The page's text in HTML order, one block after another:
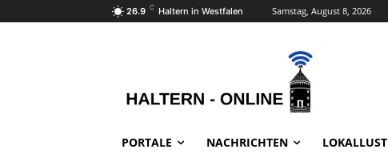
26.9 C Haltern in Westfalen Samstag, August 8, 2026
PORTALE NACHRICHTEN LOKALLUST